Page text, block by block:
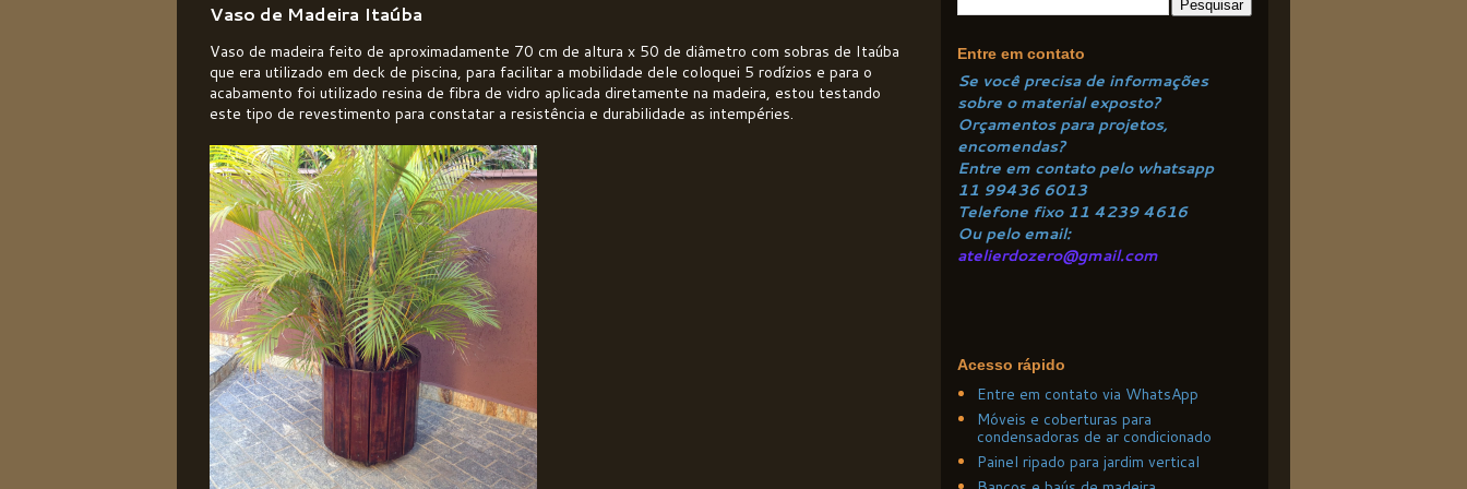
Vaso de Madeira Itaúba
Vaso de madeira feito de aproximadamente 70 cm de altura x 50 de diâmetro com sobras de Itaúba
que era utilizado em deck de piscina, para facilitar a mobilidade dele coloquei 5 rodízios e para o
acabamento foi utilizado resina de fibra de vidro aplicada diretamente na madeira, estou testando
este tipo de revestimento para constatar a resistência e durabilidade as intempéries.
Entre em contato
Se você precisa de informações
sobre o material exposto?
Orçamentos para projetos,
encomendas?
Entre em contato pelowhatsapp
11 99436 6013
Telefone fixo 11 4239 4616
Ou pelo email:
atelierdozero@gmail.com
Acesso rápido
Entre em contato via WhatsApp
Móveis e coberturas para
condensadoras de ar condicionado
Painel ripado para jardim vertical